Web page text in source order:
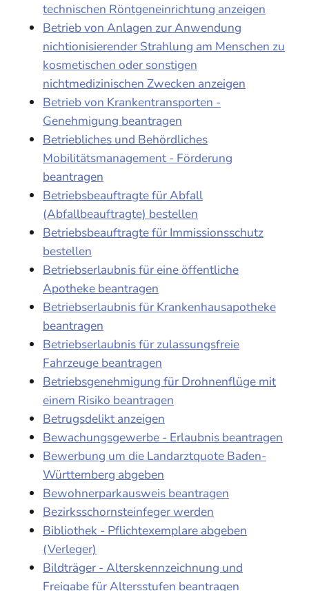
technischen Röntgeneinrichtung anzeigen
Betrieb von Anlagen zur Anwendung
nichtionisierender Strahlung am Menschen zu
kosmetischen oder sonstigen
nichtmedizinischen Zwecken anzeigen
Betrieb von Krankentransporten -
Genehmigung beantragen
Betriebliches und Behördliches
Mobilitätsmanagement - Förderung
beantragen
Betriebsbeauftragte für Abfall
(Abfallbeauftragte) bestellen
Betriebsbeauftragte für Immissionsschutz
bestellen
Betriebserlaubnis für eine öffentliche
Apotheke beantragen
Betriebserlaubnis für Krankenhausapotheke
beantragen
Betriebserlaubnis für zulassungsfreie
Fahrzeuge beantragen
Betriebsgenehmigung für Drohnenflüge mit
einem Risiko beantragen
Betrugsdelikt anzeigen
Bewachungsgewerbe - Erlaubnis beantragen
Bewerbung um die Landarztquote Baden-
Württemberg abgeben
Bewohnerparkausweis beantragen
Bezirksschornsteinfeger werden
Bibliothek - Pflichtexemplare abgeben
(Verleger)
Bildträger - Alterskennzeichnung und
Freigabe für Altersstufen beantragen